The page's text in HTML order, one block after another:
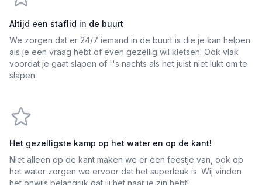
Altijd een staflid in de buurt
We zorgen dat er 24/7 iemand in de buurt is die je kan helpen
als je een vraag hebt of even gezellig wil kletsen. Ook vlak
voordat je gaat slapen of ''s nachts als het juist niet lukt om te
slapen.
Het gezelligste kamp op het water en op de kant!
Niet alleen op de kant maken we er een feestje van, ook op
het water zorgen we ervoor dat het superleuk is. Wij vinden
het onwijs belangrijk dat jij het naar je zin hebt!